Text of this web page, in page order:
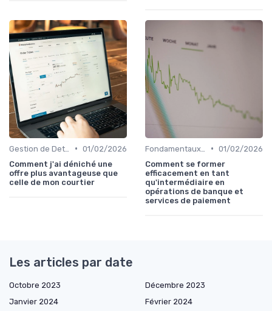
• 01/02/2026
Comment j'ai déniché une
offre plus avantageuse que
celle de mon courtier
• 01/02/2026
Comment se former
efficacement en tant
qu'intermédiaire en
opérations de banque et
services de paiement
Les articles par date
Octobre 2023
Décembre 2023
Janvier 2024
Février 2024